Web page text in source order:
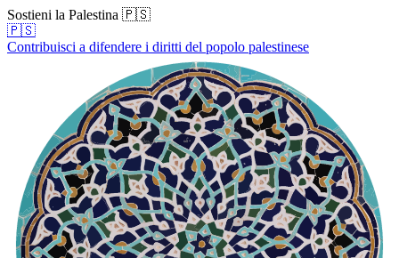
Sostieni la Palestina 🇵🇸
🇵🇸
Contribuisci a difendere i diritti del popolo palestinese